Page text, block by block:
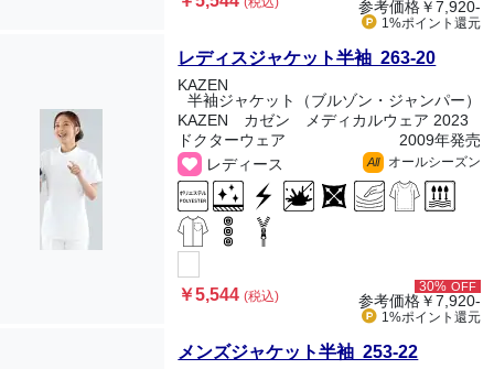
参考価格￥7,920-
1%ポイント 還元
レディスジャケット半袖 263-20
KAZEN
半袖ジャケット（ブルゾン・ジャンパー）
KAZEN カゼン メディカルウェア 2023
ドクターウェア
2009年発売
レディース
All オールシーズン
￥5,544(税込)
30% OFF
参考価格￥7,920-
1%ポイント 還元
メンズジャケット半袖 253-22